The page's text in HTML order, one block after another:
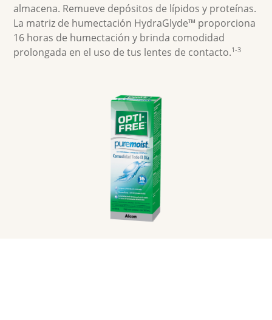
almacena. Remueve depósitos de lípidos y proteínas.
La matriz de humectación HydraGlyde™ proporciona
16 horas de humectación y brinda comodidad
prolongada en el uso de tus lentes de contacto.1-3